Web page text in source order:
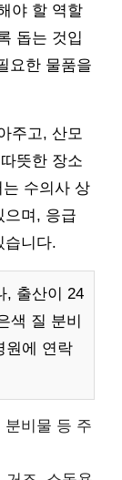
야 할 역할
돕는 것입
요한 물품을
주고, 산모
뜻한 장소
는 수의사 상
으며, 응급
습니다.
, 출산이 24
색 질 분비
원에 연락
분비물 등 주